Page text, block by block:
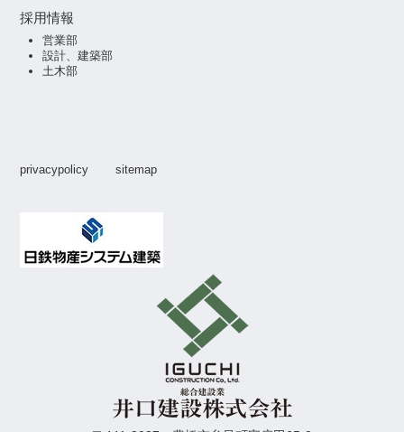
採用情報
営業部
設計、建築部
土木部
privacypolicy sitemap